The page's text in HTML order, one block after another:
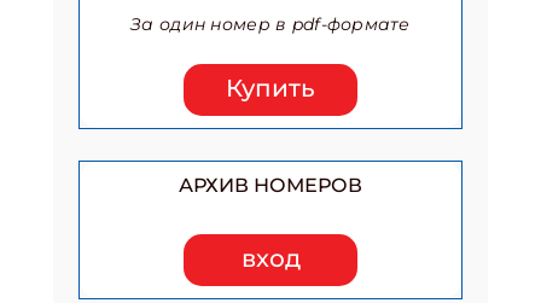
За один номер в pdf-формате
Купить
АРХИВ НОМЕРОВ
вход